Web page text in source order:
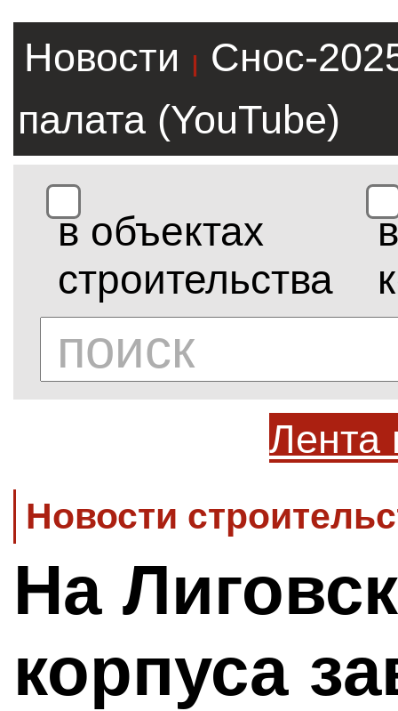
Новости |
Снос-
палата (YouTube)
в объектах
строительства
в
Лента
Новости
На
корпуса